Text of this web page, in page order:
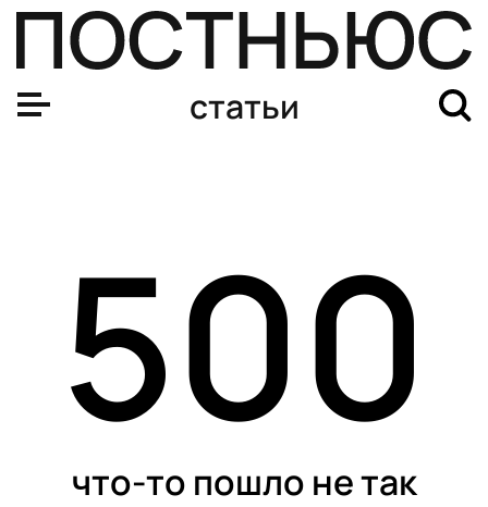
статьи
500
что-то пошло не так